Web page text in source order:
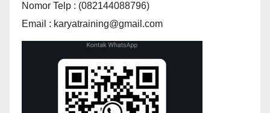
Nomor Telp : (082144088796)
Email : karyatraining@gmail.com